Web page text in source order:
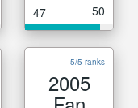
47 50
5/5 ranks
2005